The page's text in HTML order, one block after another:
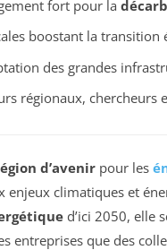
fort pour la
boostant la transition
des grandes
régionaux, chercheurs
d’avenir pour les
climatiques et
d’ici 2050, elle
entreprises que des